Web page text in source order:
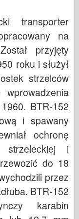
transporter
na
przyjęty
roku i służył
strzelców
BTR-152
i spawany
ochronę
i
do 18
przez
BTR-152
karabin